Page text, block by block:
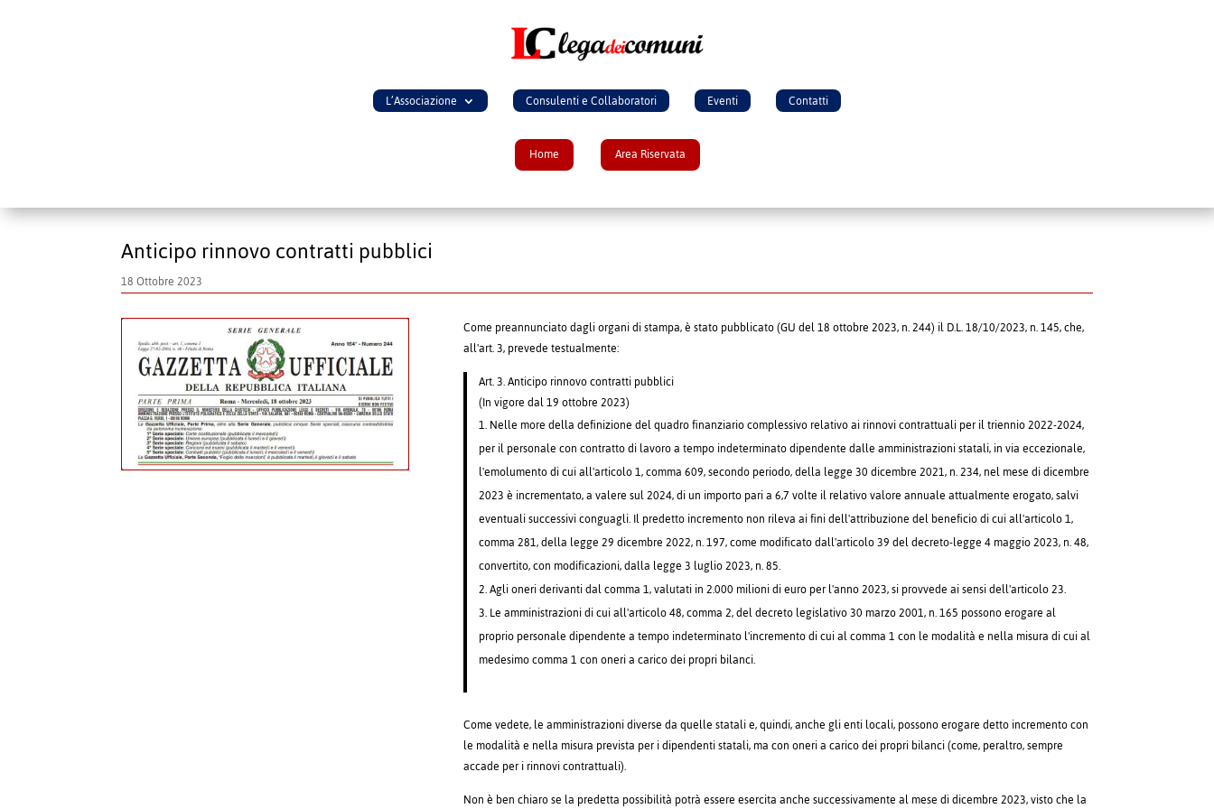
L’Associazione Consulenti e Collaboratori Eventi Contatti
Home Area Riservata
Anticipo rinnovo contratti pubblici
18 Ottobre 2023
Come preannunciato dagli organi di stampa, è stato pubblicato (GU del 18 ottobre 2023, n. 244) il D.L. 18/10/2023, n. 145, che,
all'art. 3, prevede testualmente:
Art. 3. Anticipo rinnovo contratti pubblici
(In vigore dal 19 ottobre 2023)
Nelle more della definizione del quadro finanziario complessivo relativo ai rinnovi contrattuali per il triennio 2022-2024,
per il personale con contratto di lavoro a tempo indeterminato dipendente dalle amministrazioni statali, in via eccezionale,
l'emolumento di cui all'articolo 1, comma 609, secondo periodo, della legge 30 dicembre 2021, n. 234, nel mese di dicembre
2023 è incrementato, a valere sul 2024, di un importo pari a 6,7 volte il relativo valore annuale attualmente erogato, salvi
eventuali successivi conguagli. Il predetto incremento non rileva ai fini dell'attribuzione del beneficio di cui all'articolo 1,
comma 281, della legge 29 dicembre 2022, n. 197, come modificato dall'articolo 39 del decreto-legge 4 maggio 2023, n. 48,
convertito, con modificazioni, dalla legge 3 luglio 2023, n. 85.
Agli oneri derivanti dal comma 1, valutati in 2.000 milioni di euro per l'anno 2023, si provvede ai sensi dell'articolo 23.
Le amministrazioni di cui all'articolo 48, comma 2, del decreto legislativo 30 marzo 2001, n. 165 possono erogare al
proprio personale dipendente a tempo indeterminato l'incremento di cui al comma 1 con le modalità e nella misura di cui al
medesimo comma 1 con oneri a carico dei propri bilanci.
Come vedete, le amministrazioni diverse da quelle statali e, quindi, anche gli enti locali, possono erogare detto incremento con
le modalità e nella misura prevista per i dipendenti statali, ma con oneri a carico dei propri bilanci (come, peraltro, sempre
accade per i rinnovi contrattuali).
Non è ben chiaro se la predetta possibilità potrà essere esercita anche successivamente al mese di dicembre 2023, visto che la